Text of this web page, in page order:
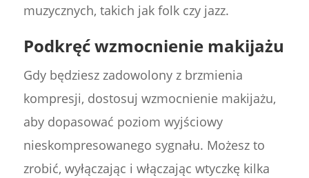
muzycznych, takich jak folk czy jazz.
Podkręć wzmocnienie makijażu
Gdy będziesz zadowolony z brzmienia
kompresji, dostosuj wzmocnienie makijażu,
aby dopasować poziom wyjściowy
nieskompresowanego sygnału. Możesz to
zrobić, wyłączając i włączając wtyczkę kilka